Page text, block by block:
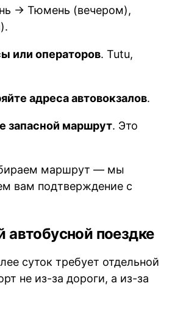
→ Тюмень (вечером),
или операторов. Tutu,
адреса автовокзалов.
запасной маршрут. Это
маршрут — мы
вам подтверждение с
автобусной поездке
суток требует отдельной
не из-за дороги, а из-за